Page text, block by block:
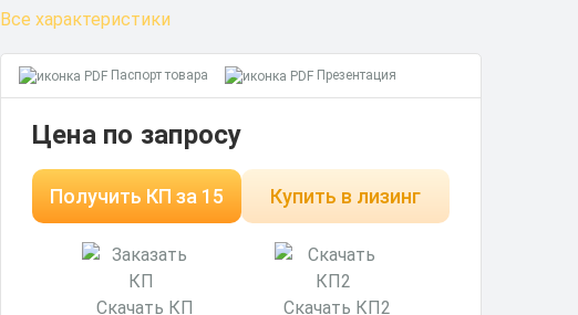
Все характеристики
Паспорт товара Презентация
Цена по запросу
Получить КП за 15
минут
Купить в лизинг
Скачать КП Скачать КП2